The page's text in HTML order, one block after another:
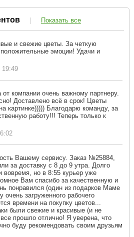
| Показать все
и свежие цветы. За четкую
эмоции! Удачи и
компании очень важному партнеру.
Доставлено всё в срок! Цветы
картинке))))) Благодарю команду, за
работу!!! Теперь только к
Вашему сервису. Заказ №25884,
за доставку с 8 до 9 утра. Долго
вовремя, но в 8:55 курьер уже
Вам спасибо за качественную и
понравился (один из подарков Маме
загруженного рабочего
времени на покупку цветов...
были свежие и красивые (и не
прошло отлично! Я уверена, что
буду рекомендовать своим друзьям